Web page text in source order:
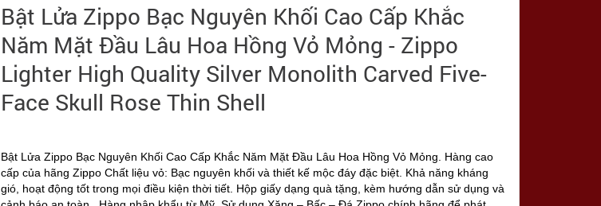
Bật Lửa Zippo Bạc Nguyên Khối Cao Cấp Khắc
Năm Mặt Đầu Lâu Hoa Hồng Vỏ Mỏng - Zippo
Lighter High Quality Silver Monolith Carved Five-
Face Skull Rose Thin Shell
Bật Lửa Zippo Bạc Nguyên Khối Cao Cấp Khắc Năm Mặt Đầu Lâu Hoa Hồng Vỏ Mỏng. Hàng cao
cấp của hãng Zippo Chất liệu vỏ: Bạc nguyên khối và thiết kế mộc đáy đặc biệt. Khả năng kháng
gió, hoạt động tốt trong mọi điều kiện thời tiết. Hộp giấy dạng quà tặng, kèm hướng dẫn sử dụng và